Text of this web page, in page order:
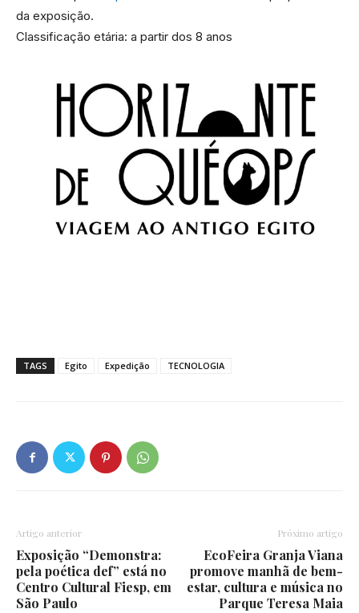
da exposição.
Classificação etária: a partir dos 8 anos
TAGS Egito Expedição TECNOLOGIA
Artigo anterior
Exposição “Demonstra:
pela poética def” está no
Centro Cultural Fiesp, em
São Paulo
Próximo artigo
EcoFeira Granja Viana
promove manhã de bem-
estar, cultura e música no
Parque Teresa Maia